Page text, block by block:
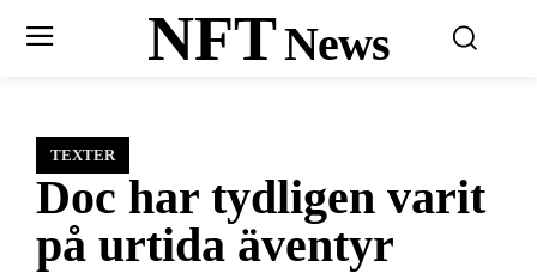
NFTNews
TEXTER
Doc har tydligen varit
på urtida äventyr